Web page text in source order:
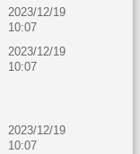
2023/12/19
10:07
2023/12/19
10:07
2023/12/19
10:07